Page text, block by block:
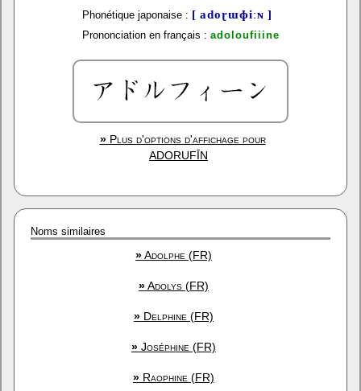
Phonétique japonaise : [ adoɽɯɸiːɴ ]
Prononciation en français : adoloufiiine
»Plus d'options d'affichage pour
ADORUFĪN
Noms similaires
»Adolphe (FR)
»Adolys (FR)
»Delphine (FR)
»Joséphine (FR)
»Raophine (FR)